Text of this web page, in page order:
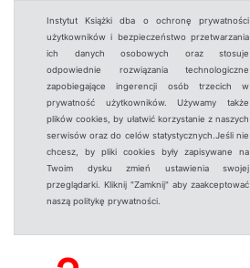
Instytut Książki dba o ochronę prywatności
użytkowników i bezpieczeństwo przetwarzania
ich danych osobowych oraz stosuje
odpowiednie rozwiązania technologiczne
zapobiegające ingerencji osób trzecich w
prywatność użytkowników. Używamy także
plików cookies, by ułatwić korzystanie z naszych
serwisów oraz do celów statystycznych.Jeśli nie
chcesz, by pliki cookies były zapisywane na
Twoim dysku zmień ustawienia swojej
przeglądarki. Kliknij "Zamknij" aby zaakceptować
naszą politykę prywatności.